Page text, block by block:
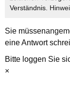
Verständnis.
Sie müssen
eine Antwort
Bitte loggen Sie
×